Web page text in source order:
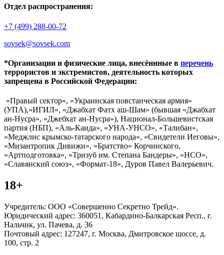
Отдел распространения:
+7 (499) 288-00-72
sovsek@sovsek.com
*Организации и физические лица, внесённные в перечень
террористов и экстремистов, деятельность которых
запрещена в Российской Федерации:
«Правый сектор», «Украинская повстанческая армия»
(УПА),«ИГИЛ», «Джабхат Фатх аш-Шам» (бывшая «Джабхат
ан-Нусра», «Джебхат ан-Нусра»), Национал-Большевистская
партия (НБП), «Аль-Каида», «УНА-УНСО», «Талибан»,
«Меджлис крымско-татарского народа», «Свидетели Иеговы»,
«Мизантропик Дивижн», «Братство» Корчинского,
«Артподготовка», «Тризуб им. Степана Бандеры», «НСО»,
«Славянский союз», «Формат-18», Дуров Павел Валерьевич.
18+
Учредитель: ООО «Совершенно Секретно Трейд».
Юридический адрес: 360051, Кабардино-Балкарская Респ., г.
Нальчик, ул. Пачева, д. 36
Почтовый адрес: 127247, г. Москва, Дмитровское шоссе, д.
100, стр. 2